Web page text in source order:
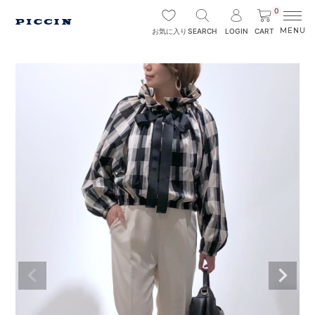
お気に入り SEARCH LOGIN
0
CART